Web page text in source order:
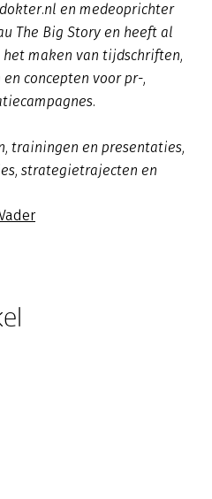
en medeoprichter
The Big Story en heeft al
maken van tijdschriften,
concepten voor pr-,
trainingen en presentaties,
strategietrajecten en